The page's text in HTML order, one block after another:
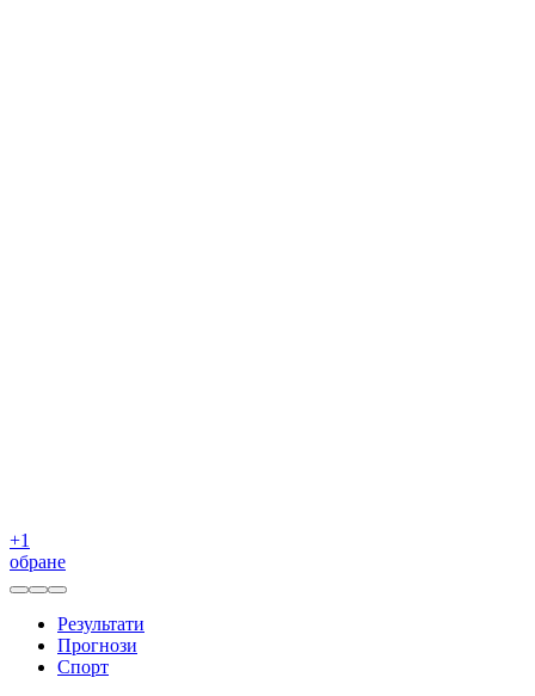
+1
обране
Результати
Прогнози
Спорт